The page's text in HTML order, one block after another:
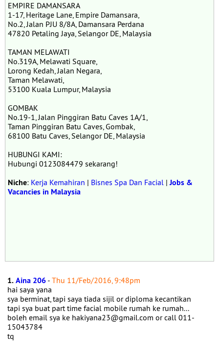
EMPIRE DAMANSARA
1-17, Heritage Lane, Empire Damansara,
No.2, Jalan PJU 8/8A, Damansara Perdana
47820 Petaling Jaya, Selangor DE, Malaysia
TAMAN MELAWATI
No.319A, Melawati Square,
Lorong Kedah, Jalan Negara,
Taman Melawati,
53100 Kuala Lumpur, Malaysia
GOMBAK
No.19-1, Jalan Pinggiran Batu Caves 1A/1,
Taman Pinggiran Batu Caves, Gombak,
68100 Batu Caves, Selangor DE, Malaysia
HUBUNGI KAMI:
Hubungi 0123084479 sekarang!
Niche: Kerja Kemahiran | Bisnes Spa Dan Facial |Jobs &
Vacancies in Malaysia
1.Aina 206 - Thu 11/Feb/2016, 9:48pm
hai saya yana
sya berminat, tapi saya tiada sijil or diploma kecantikan
tapi sya buat part time facial mobile rumah ke rumah...
boleh email sya ke hakiyana23@gmail.com or call 011-
15043784
tq